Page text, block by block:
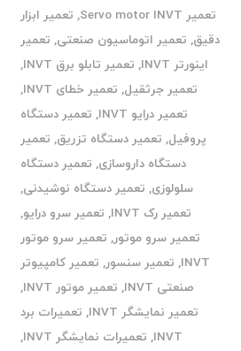
تعمیر Servo motor INVT
, تعمیر ابزار
دقیق, تعمیر اتوماسیون صنعتی, تعمیر
اینورتر INVT
, تعمیر تابلو برق INVT
,
تعمیر جرثقیل, تعمیر خطای INVT
,
تعمیر درایو INVT
, تعمیر دستگاه
پروفیل, تعمیر دستگاه تزریق, تعمیر
دستگاه داروسازی, تعمیر دستگاه
سلولوزی, تعمیر دستگاه نوشیدنی,
تعمیر رک INVT
, تعمیر سرو درایو,
تعمیر سرو موتور, تعمیر سرو موتور
INVT
, تعمیر سنسور, تعمیر کامپیوتر
صنعتی INVT
, تعمیر موتور INVT
,
تعمیر نمایشگر INVT
, تعمیرات برد
INVT
, تعمیرات نمایشگر INVT
,